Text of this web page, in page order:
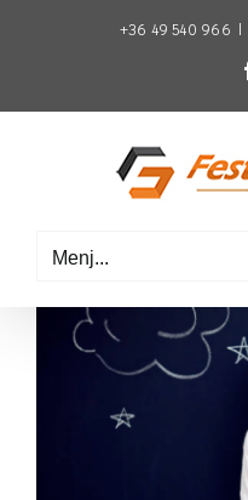
+36 49 540 966
Menj...